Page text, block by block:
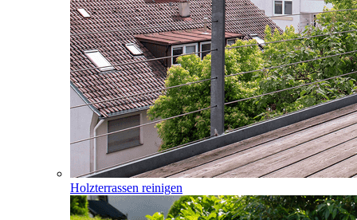
Holzterrassen reinigen